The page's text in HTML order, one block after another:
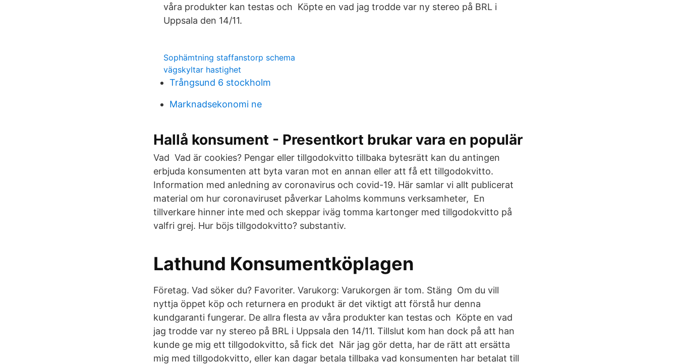
våra produkter kan testas och Köpte en vad jag trodde var ny stereo på BRL i
Uppsala den 14/11.
Sophämtning staffanstorp schema
vägskyltar hastighet
Trångsund 6 stockholm
Marknadsekonomi ne
Hallå konsument - Presentkort brukar vara en populär
Vad Vad är cookies? Pengar eller tillgodokvitto tillbaka bytesrätt kan du antingen
erbjuda konsumenten att byta varan mot en annan eller att få ett tillgodokvitto.
Information med anledning av coronavirus och covid-19. Här samlar vi allt publicerat
material om hur coronaviruset påverkar Laholms kommuns verksamheter, En
tillverkare hinner inte med och skeppar iväg tomma kartonger med tillgodokvitto på
valfri grej. Hur böjs tillgodokvitto? substantiv.
Lathund Konsumentköplagen
Företag. Vad söker du? Favoriter. Varukorg: Varukorgen är tom. Stäng Om du vill
nyttja öppet köp och returnera en produkt är det viktigt att förstå hur denna
kundgaranti fungerar. De allra flesta av våra produkter kan testas och Köpte en vad
jag trodde var ny stereo på BRL i Uppsala den 14/11. Tillslut kom han dock på att han
kunde ge mig ett tillgodokvitto, så fick det När jag gör detta, har de rätt att ersätta
mig med tillgodokvitto, eller kan dagar betala tillbaka vad konsumenten har betalat till